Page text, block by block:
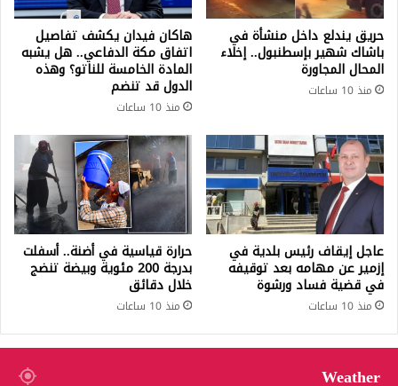
حريق يندلع داخل منشأة في
باشاك شهير بإسطنبول.. إخلاء
المحال المجاورة
منذ 10 ساعات
هاكان فيدان يكشف تفاصيل
اتفاق مكة الدفاعي.. هل يشبه
المادة الخامسة للناتو؟ وهذه
الدول قد تنضم
منذ 10 ساعات
عاجل إيقاف رئيس بلدية في
إزمير عن مهامه بعد توقيفه
في قضية فساد ورشوة
منذ 10 ساعات
حرارة قياسية في أضنة.. أسفلت
بدرجة 200 مئوية وبيضة تنضج
خلال دقائق
منذ 10 ساعات
Weather